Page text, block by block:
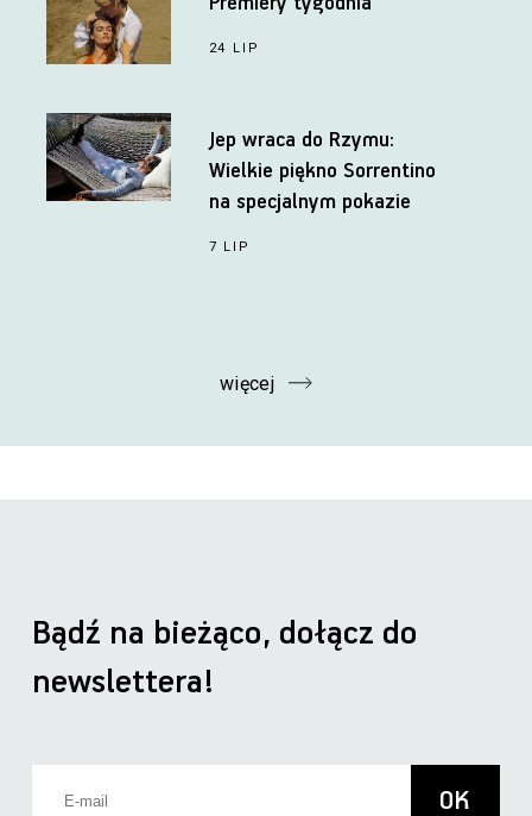
24 LIP
Jep wraca do Rzymu:
Wielkie piękno Sorrentino
na specjalnym pokazie
7 LIP
więcej
Bądź na bieżąco, dołącz do
newslettera!